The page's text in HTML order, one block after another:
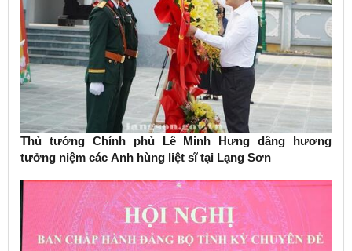
Thủ tướng Chính phủ Lê Minh Hưng dâng hương
tưởng niệm các Anh hùng liệt sĩ tại Lạng Sơn